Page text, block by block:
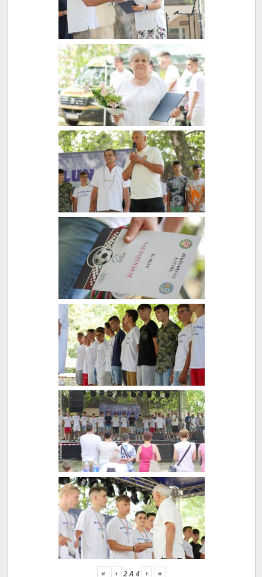
« ‹ 2A 4 › »